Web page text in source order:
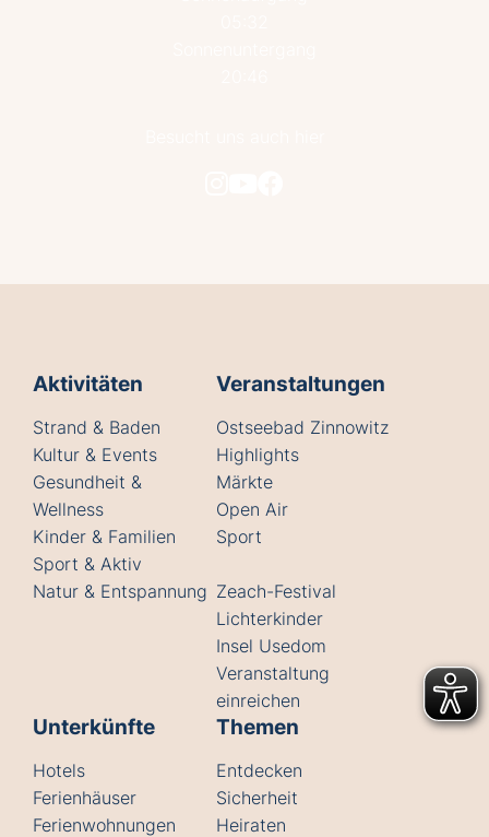
Aktivitäten
Strand & Baden
Kultur & Events
Gesundheit &
Wellness
Kinder & Familien
Sport & Aktiv
Natur & Entspannung
Veranstaltungen
Ostseebad Zinnowitz
Highlights
Märkte
Open Air
Sport
Zeach-Festival
Lichterkinder
Insel Usedom
Veranstaltung
einreichen
Unterkünfte
Hotels
Ferienhäuser
Ferienwohnungen
Themen
Entdecken
Sicherheit
Heiraten